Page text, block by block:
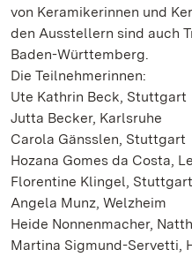
von Keramikerinnen und
den Ausstellern sind auch
Baden-Württemberg.
Die Teilnehmerinnen:
Ute Kathrin Beck, Stuttgart
Jutta Becker, Karlsruhe
Carola Gänsslen, Stuttgart
Hozana Gomes da Costa,
Florentine Klingel, Stuttgart
Angela Munz, Welzheim
Heide Nonnenmacher,
Martina Sigmund-Servetti,